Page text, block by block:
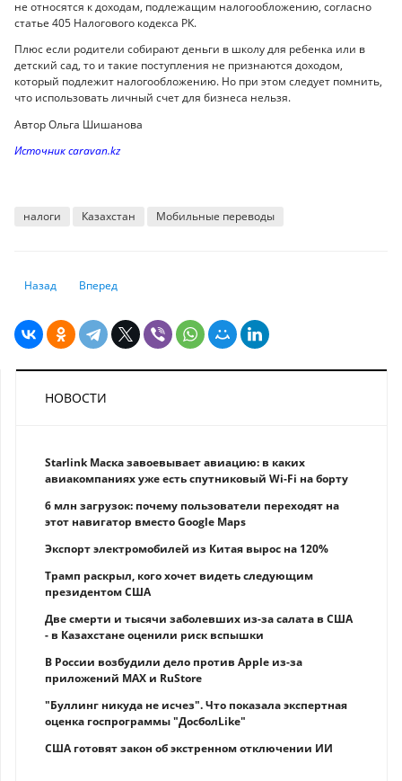
не относятся к доходам, подлежащим налогообложению, согласно
статье 405 Налогового кодекса РК.
Плюс если родители собирают деньги в школу для ребенка или в
детский сад, то и такие поступления не признаются доходом,
который подлежит налогообложению. Но при этом следует помнить,
что использовать личный счет для бизнеса нельзя.
Автор Ольга Шишанова
Источник caravan.kz
налоги Казахстан Мобильные переводы
Предыдущий: Нацбанк с 2027 года планирует ввести жесткий
Назад Следующий: С 1 июля в Казахстане снизят максимальную
Вперед
НОВОСТИ
Starlink Маска завоевывает авиацию: в каких
авиакомпаниях уже есть спутниковый Wi-Fi на борту
6 млн загрузок: почему пользователи переходят на
этот навигатор вместо Google Maps
Экспорт электромобилей из Китая вырос на 120%
Трамп раскрыл, кого хочет видеть следующим
президентом США
Две смерти и тысячи заболевших из-за салата в США
- в Казахстане оценили риск вспышки
В России возбудили дело против Apple из-за
приложений MAX и RuStore
"Буллинг никуда не исчез". Что показала экспертная
оценка госпрограммы "ДосболLike"
США готовят закон об экстренном отключении ИИ